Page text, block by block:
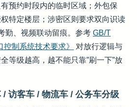
预约时段内的临时区域；外包保
特定楼层；涉密区则要求双向识读
勤、视频联动留痕。参考 GB/T
制系统技术要求》
对放行逻辑与
等级越高，越不能只靠”刷一下”放
/ 访客车 / 物流车 / 公务车分级